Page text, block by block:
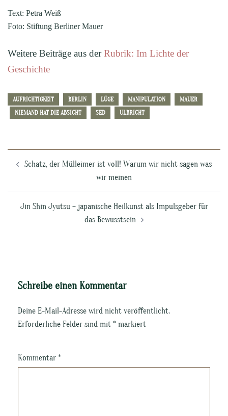
Text: Petra Weiß
Foto: Stiftung Berliner Mauer
Weitere Beiträge aus derRubrik: Im Lichte der
Geschichte
AUFRICHTIGKEIT BERLIN LÜGE MANIPULATION
MAUER
NIEMAND HAT DIE ABSICHT
SED ULBRICHT
Schatz, der Mülleimer ist voll! Warum wir nicht sagen was
wir meinen
Jin Shin Jyutsu – japanische Heilkunst als Impulsgeber für
das Bewusstsein
Schreibe einen Kommentar
Deine E-Mail-Adresse wird nicht veröffentlicht.
Erforderliche Felder sind mit * markiert
Kommentar *